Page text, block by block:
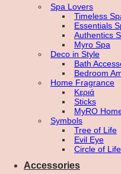
Spa Lovers
Timeless
Essentials
Authentics
Myro Spa
Deco in Style
Bath
Bedroom
Home Fragrance
Κεριά
Sticks
MyRO
Symbols
Tree of Life
Evil Eye
Circle of Life
Accessories